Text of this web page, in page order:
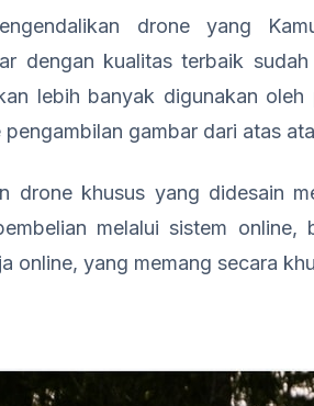
drone yang
dengan kualitas terbaik
lebih banyak digunakan
gambar dari atas
drone khusus yang didesain
melalui sistem
online, yang memang secara